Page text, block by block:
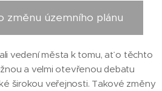
změnu územního plánu
vedení města k tomu, ať o těchto
a velmi otevřenou debatu
širokou veřejnosti. Takové změny